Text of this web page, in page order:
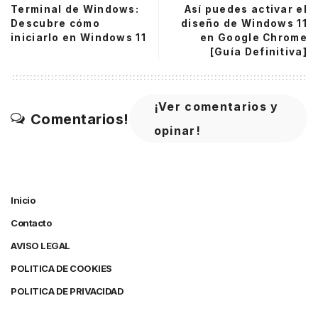
Terminal de Windows:
Descubre cómo
iniciarlo en Windows 11
Así puedes activar el
diseño de Windows 11
en Google Chrome
[Guía Definitiva]
Comentarios!
¡Ver comentarios y
opinar!
Inicio
Contacto
AVISO LEGAL
POLITICA DE COOKIES
POLITICA DE PRIVACIDAD